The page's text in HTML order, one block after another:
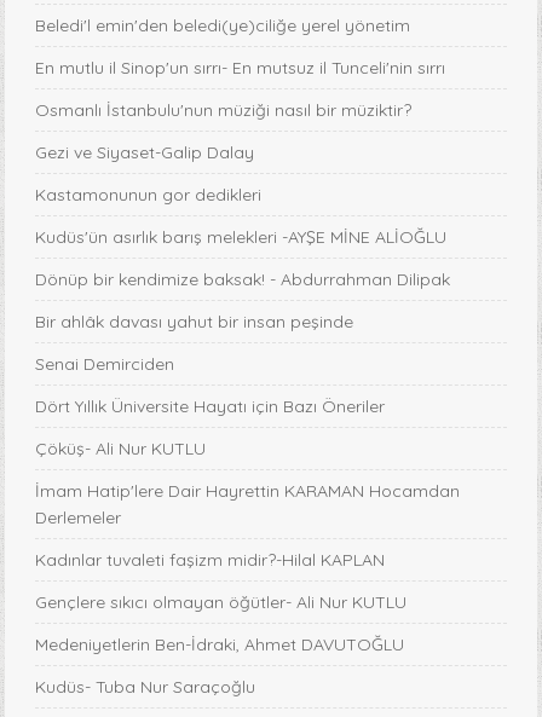
Beledi'l emin'den beledi(ye)ciliğe yerel yönetim
En mutlu il Sinop'un sırrı- En mutsuz il Tunceli'nin sırrı
Osmanlı İstanbulu'nun müziği nasıl bir müziktir?
Gezi ve Siyaset-Galip Dalay
Kastamonunun gor dedikleri
Kudüs'ün asırlık barış melekleri -AYŞE MİNE ALİOĞLU
Dönüp bir kendimize baksak! - Abdurrahman Dilipak
Bir ahlâk davası yahut bir insan peşinde
Senai Demirciden
Dört Yıllık Üniversite Hayatı için Bazı Öneriler
Çöküş- Ali Nur KUTLU
İmam Hatip'lere Dair Hayrettin KARAMAN Hocamdan
Derlemeler
Kadınlar tuvaleti faşizm midir?-Hilal KAPLAN
Gençlere sıkıcı olmayan öğütler- Ali Nur KUTLU
Medeniyetlerin Ben-İdraki, Ahmet DAVUTOĞLU
Kudüs- Tuba Nur Saraçoğlu